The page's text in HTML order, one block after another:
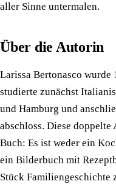
aller Sinne untermalen.
Über die Autorin
Larissa Bertonasco
studierte zunächst
und Hamburg und
abschloss. Diese
Buch: Es ist weder ein
ein Bilderbuch mit
Stück